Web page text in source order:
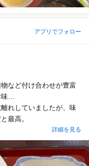
アプリでフォロー
など付け合わせが豊富
味…
れしていましたが、味
最高。
詳細を見る